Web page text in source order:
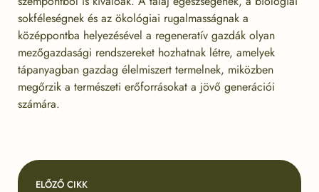
sokféleségnek és az ökológiai rugalmasságnak a
középpontba helyezésével a regeneratív gazdák olyan
mezőgazdasági rendszereket hozhatnak létre, amelyek
tápanyagban gazdag élelmiszert termelnek, miközben
megőrzik a természeti erőforrásokat a jövő generációi
számára.
ELŐZŐ CIKK